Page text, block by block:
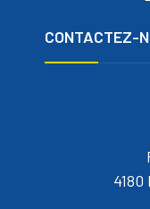
CONTACTEZ-